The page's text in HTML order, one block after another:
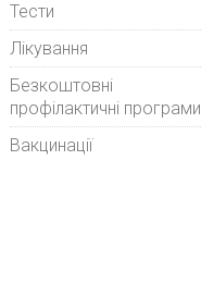
Тести
Лікування
Безкоштовні
профілактичні програми
Вакцинації